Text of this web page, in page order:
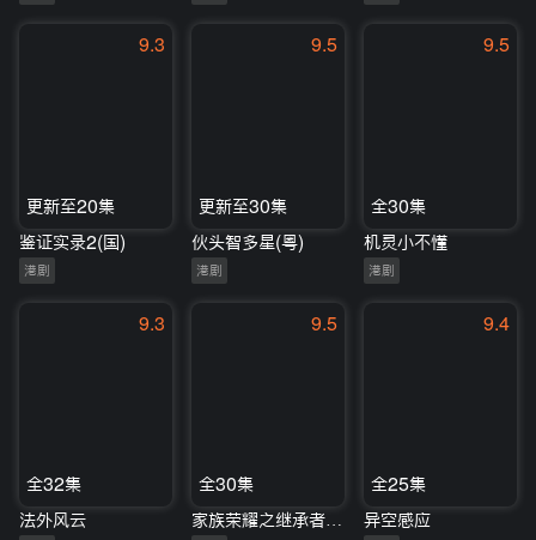
9.3
更新至20集
鉴证实录2(国)
港剧
9.5
更新至30集
伙头智多星(粤)
港剧
9.5
全30集
机灵小不懂
港剧
9.3
全32集
法外风云
9.5
全30集
家族荣耀之继承者(国)
9.4
全25集
异空感应